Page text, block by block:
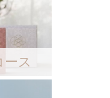
ス